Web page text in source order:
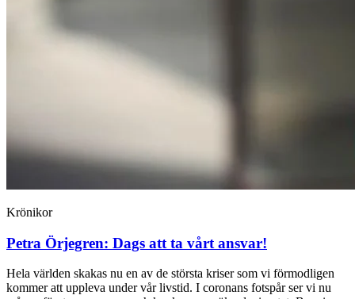
Krönikor
Petra Örjegren: Dags att ta vårt ansvar!
Hela världen skakas nu en av de största kriser som vi förmodligen
kommer att uppleva under vår livstid. I coronans fotspår ser vi nu